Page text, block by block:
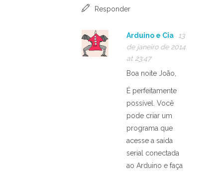
Responder
Arduino e Cia
13
de janeiro de 2014
at 23:47
Boa noite João,
É perfeitamente
possível. Você
pode criar um
programa que
acesse a saída
serial conectada
ao Arduino e faça